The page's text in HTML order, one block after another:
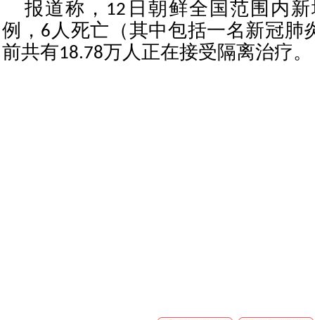
报道称，12日朝鲜全国范围内
例，6人死亡（其中包括一名新冠肺
前共有18.78万人正在接受隔离治疗。